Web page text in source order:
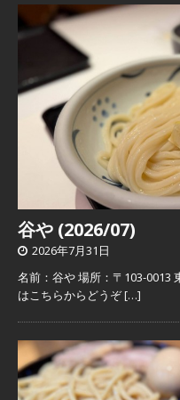
谷や (2026/07)
2026年7月31日
名前：谷や 場所：〒103-0013
はこちらからどうぞ[…]